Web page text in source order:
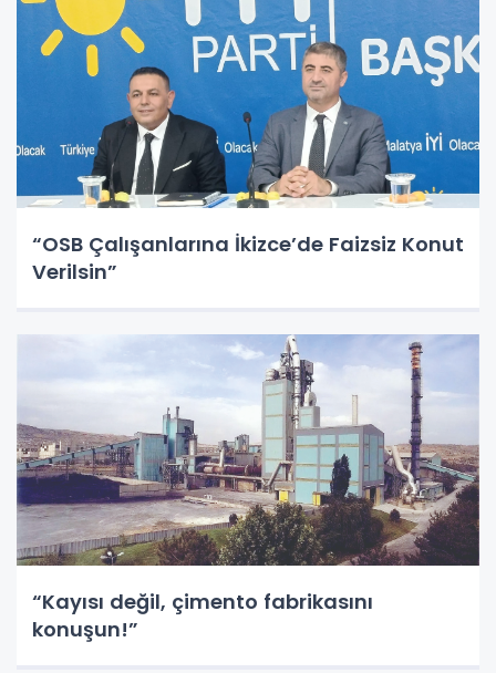
“OSB Çalışanlarına İkizce’de Faizsiz Konut
Verilsin”
“Kayısı değil, çimento fabrikasını
konuşun!”